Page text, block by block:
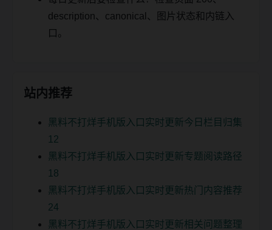
description、canonical、图片状态和内链入
口。
站内推荐
黑料不打烊手机版入口实时更新今日栏目归集
12
黑料不打烊手机版入口实时更新专题阅读路径
18
黑料不打烊手机版入口实时更新热门内容推荐
24
黑料不打烊手机版入口实时更新相关问题整理